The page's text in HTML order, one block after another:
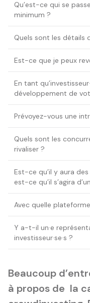
Qu’est-ce qui se
minimum ?
Quels sont les détails
Est-ce que je peux
En tant
développement de
Prévoyez-vous une
Quels sont les
rivaliser ?
Est-ce qu’il y aura
est-ce qu’il s’agira
Avec quelle
Y a-t-il un·e
investisseur·se·s ?
Beaucoup
à propos de la